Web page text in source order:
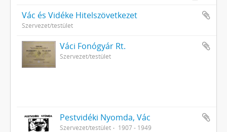
Vác és Vidéke Hitelszövetkezet
Szervezet/testület
Váci Fonógyár Rt.
Szervezet/testület
Pestvidéki Nyomda, Vác
Szervezet/testület 1907 - 1949